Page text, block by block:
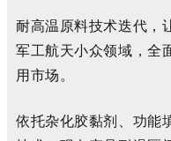
耐高温原料技术迭代，
军工航天小众领域，全
用市场。
依托杂化胶黏剂、功能